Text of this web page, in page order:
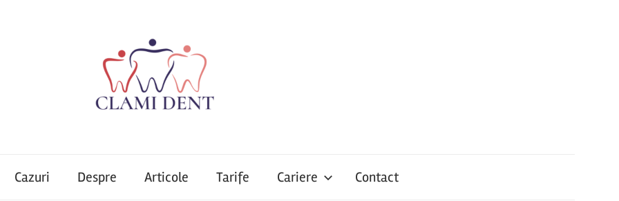
Cazuri Despre Articole Tarife Cariere Contact